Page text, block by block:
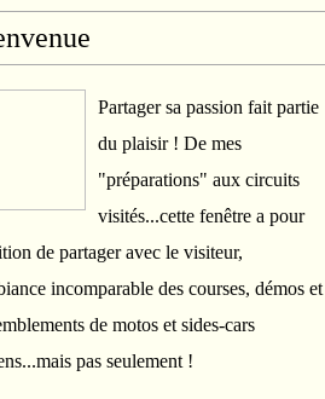
Partager sa passion fait partie
du plaisir ! De mes
"préparations" aux circuits
visités...cette fenêtre a pour
de partager avec le visiteur,
incomparable des courses, démos et
de motos et sides-cars
pas seulement !